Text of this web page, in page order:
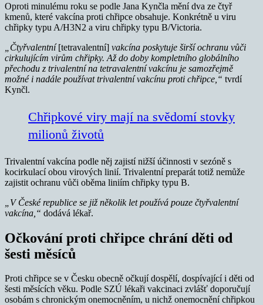
Oproti minulému roku se podle Jana Kynčla mění dva ze čtyř
kmenů, které vakcína proti chřipce obsahuje. Konkrétně u viru
chřipky typu A/H3N2 a viru chřipky typu B/Victoria.
„Čtyřvalentní[tetravalentní] vakcína poskytuje širší ochranu vůči
cirkulujícím virům chřipky. Až do doby kompletního globálního
přechodu z trivalentní na tetravalentní vakcínu je samozřejmě
možné i nadále používat trivalentní vakcínu proti chřipce,“ tvrdí
Kynčl.
Chřipkové viry mají na svědomí stovky
milionů životů
Trivalentní vakcína podle něj zajistí nižší účinnosti v sezóně s
kocirkulací obou virových linií. Trivalentní preparát totiž nemůže
zajistit ochranu vůči oběma liniím chřipky typu B.
„V České republice se již několik let používá pouze čtyřvalentní
vakcína,“ dodává lékař.
Očkování proti chřipce chrání děti od
šesti měsíců
Proti chřipce se v Česku obecně očkují dospělí, dospívající i děti od
šesti měsících věku. Podle SZÚ lékaři vakcinaci zvlášť doporučují
osobám s chronickým onemocněním, u nichž onemocnění chřipkou